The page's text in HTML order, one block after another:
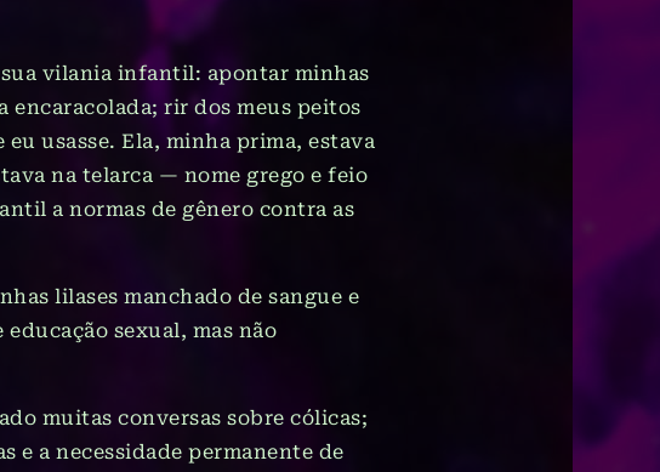
vilania infantil: apontar minhas
encaracolada; rir dos meus peitos
usasse. Ela, minha prima, estava
na telarca — nome grego e feio
a normas de gênero contra as
lilases manchado de sangue e
sexual, mas não
muitas conversas sobre cólicas;
e a necessidade permanente de